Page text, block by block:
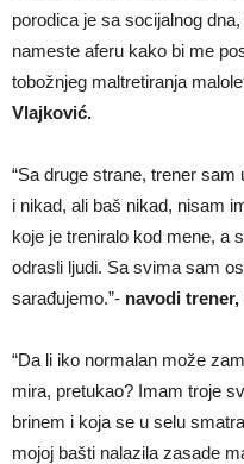
porodica je sa socijalnog
nameste aferu kako bi me
tobožnjeg maltretiranja
Vlajković.
“Sa druge strane, trener
i nikad, ali baš nikad, nisam
koje je treniralo kod mene, a
odrasli ljudi. Sa svima sam
sarađujemo.”- navodi
“Da li iko normalan može
mira, pretukao? Imam troje
brinem i koja se u selu
mojoj bašti nalazila zasade